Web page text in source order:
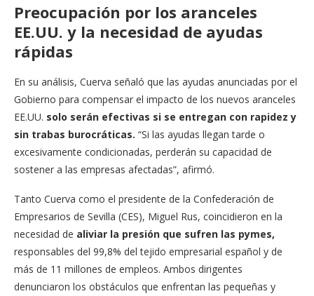
Preocupación por los aranceles
EE.UU. y la necesidad de ayudas
rápidas
En su análisis, Cuerva señaló que las ayudas anunciadas por el
Gobierno para compensar el impacto de los nuevos aranceles
EE.UU. solo serán efectivas si se entregan con rapidez y
sin trabas burocráticas. “Si las ayudas llegan tarde o
excesivamente condicionadas, perderán su capacidad de
sostener a las empresas afectadas”, afirmó.
Tanto Cuerva como el presidente de la Confederación de
Empresarios de Sevilla (CES), Miguel Rus, coincidieron en la
necesidad de aliviar la presión que sufren las pymes,
responsables del 99,8% del tejido empresarial español y de
más de 11 millones de empleos. Ambos dirigentes
denunciaron los obstáculos que enfrentan las pequeñas y